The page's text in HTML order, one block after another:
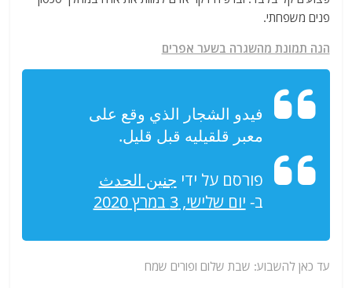
פנים משפחתי.
הנה תמונת מהשגרה בשער אפרים
فيدو الشجار الذي وقع على
معبر قلقيليه قبل قليل.
פורסם על ידי ‏ جنين الحدث
ב- יום שלישי, 3 במרץ 2020
עד כאן להשבוע: שבת שלום ופורים שמח